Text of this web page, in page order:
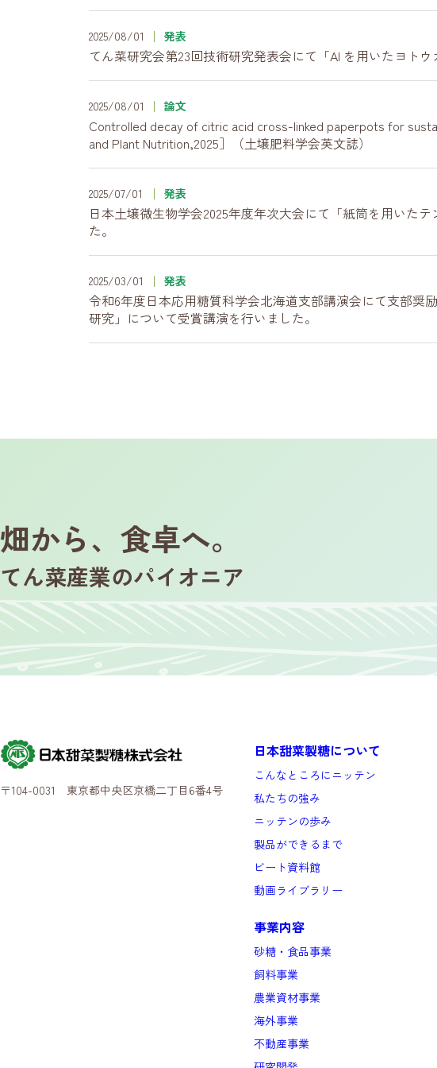
2025/08/01 発表
てん菜研究会第23回技術研究発表会にて「AI を用いたヨト
2025/08/01 論文
Controlled decay of citric acid cross-linked paperpots for
and Plant Nutrition,2025］（土壌肥料学会英文誌）
2025/07/01 発表
日本土壌微生物学会2025年度年次大会にて「紙筒を用いた
た。
2025/03/01 発表
令和6年度日本応用糖質科学会北海道支部講演会にて支部奨
研究」について受賞講演を行いました。
畑から、食卓へ。
てん菜産業のパイオニア
〒104-0031 東京都中央区京橋二丁目6番4号
日本甜菜製糖について
こんなところにニッテン
私たちの強み
ニッテンの歩み
製品ができるまで
ビート資料館
動画ライブラリー
事業内容
砂糖・食品事業
飼料事業
農業資材事業
海外事業
不動産事業